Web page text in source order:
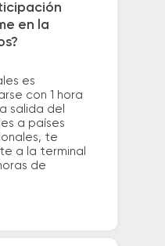
en la
es
con 1 hora
salida del
a países
te
a la terminal
de